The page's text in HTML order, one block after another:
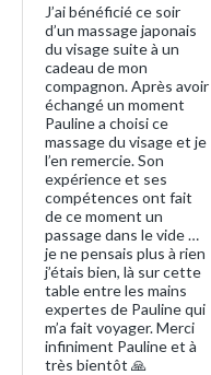
J’ai bénéficié ce soir
d’un massage japonais
du visage suite à un
cadeau de mon
compagnon. Après avoir
échangé un moment
Pauline a choisi ce
massage du visage et je
l’en remercie. Son
expérience et ses
compétences ont fait
de ce moment un
passage dans le vide …
je ne pensais plus à rien
j’étais bien, là sur cette
table entre les mains
expertes de Pauline qui
m’a fait voyager. Merci
infiniment Pauline et à
très bientôt 🙏